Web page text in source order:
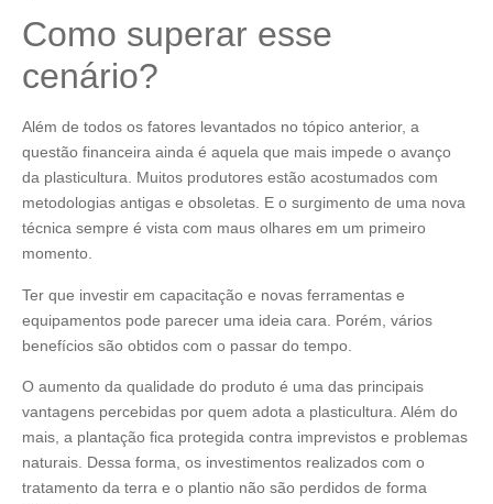
Como superar esse
cenário?
Além de todos os fatores levantados no tópico anterior, a
questão financeira ainda é aquela que mais impede o avanço
da plasticultura. Muitos produtores estão acostumados com
metodologias antigas e obsoletas. E o surgimento de uma nova
técnica sempre é vista com maus olhares em um primeiro
momento.
Ter que investir em capacitação e novas ferramentas e
equipamentos pode parecer uma ideia cara. Porém, vários
benefícios são obtidos com o passar do tempo.
O aumento da qualidade do produto é uma das principais
vantagens percebidas por quem adota a plasticultura. Além do
mais, a plantação fica protegida contra imprevistos e problemas
naturais. Dessa forma, os investimentos realizados com o
tratamento da terra e o plantio não são perdidos de forma